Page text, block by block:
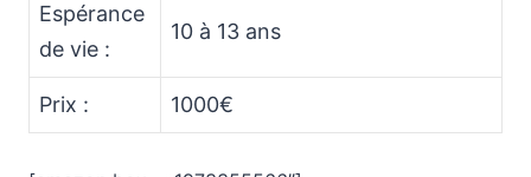
Espérance
de vie :
10 à 13 ans
Prix : 1000€